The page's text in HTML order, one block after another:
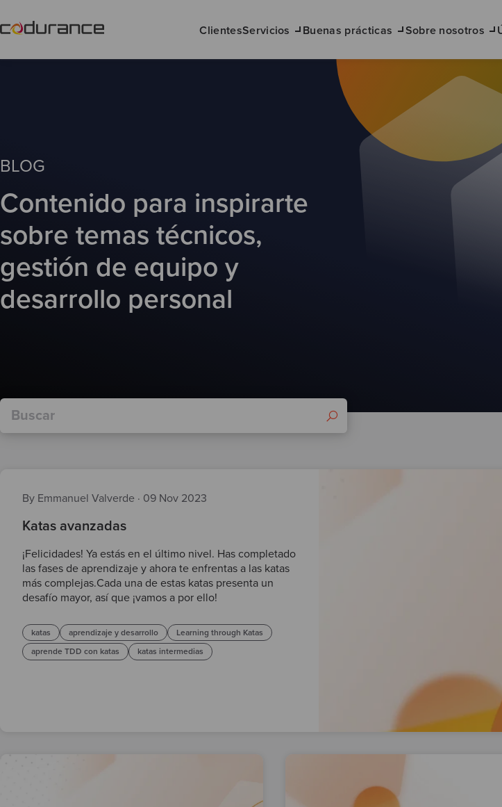
ClientesServicios Buenas prácticas Sobre nosotros
BLOG
Contenido para inspirarte
sobre temas técnicos,
gestión de equipo y
desarrollo personal
By Emmanuel Valverde · 09 Nov 2023
Katas avanzadas
¡Felicidades! Ya estás en el último nivel. Has completado
las fases de aprendizaje y ahora te enfrentas a las katas
más complejas.Cada una de estas katas presenta un
desafío mayor, así que ¡vamos a por ello!
katas aprendizaje y desarrollo
Learning through Katas
aprende TDD con katas
katas intermedias